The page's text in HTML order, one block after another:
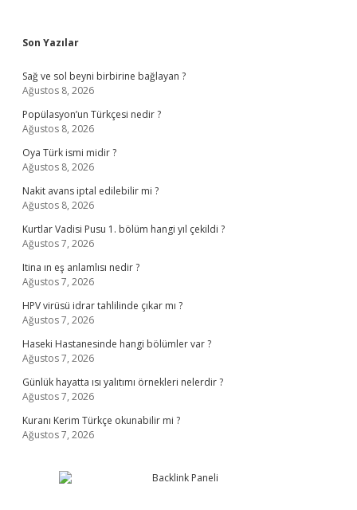
Sidebar
Son Yazılar
Sağ ve sol beyni birbirine bağlayan ?
Ağustos 8, 2026
Popülasyon’un Türkçesi nedir ?
Ağustos 8, 2026
Oya Türk ismi midir ?
Ağustos 8, 2026
Nakit avans iptal edilebilir mi ?
Ağustos 8, 2026
Kurtlar Vadisi Pusu 1. bölüm hangi yıl çekildi ?
Ağustos 7, 2026
Itina ın eş anlamlısı nedir ?
Ağustos 7, 2026
HPV virüsü idrar tahlilinde çıkar mı ?
Ağustos 7, 2026
Haseki Hastanesinde hangi bölümler var ?
Ağustos 7, 2026
Günlük hayatta ısı yalıtımı örnekleri nelerdir ?
Ağustos 7, 2026
Kuranı Kerim Türkçe okunabilir mi ?
Ağustos 7, 2026